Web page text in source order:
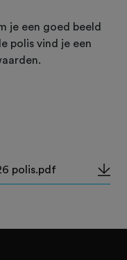
je een goed beeld
polis vind je een
polis.pdf